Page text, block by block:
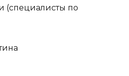
(специалисты по